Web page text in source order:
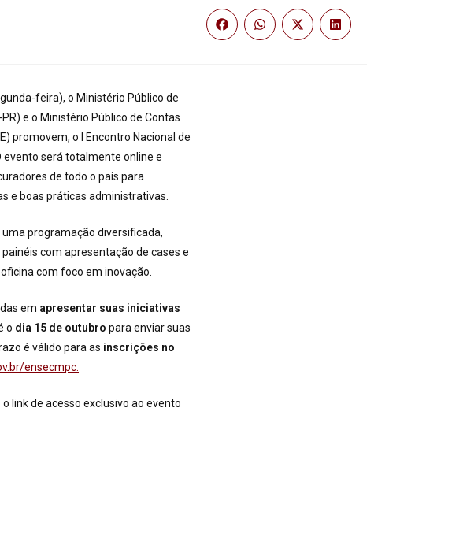
feira), o Ministério Público de
e o Ministério Público de Contas
promovem, o I Encontro Nacional de
evento será totalmente online e
de todo o país para
e boas práticas administrativas.
programação diversificada,
com apresentação de cases e
com foco em inovação.
em apresentar suas iniciativas
o dia 15 de outubro para enviar suas
é válido para as inscrições no
ensecmpc.
link de acesso exclusivo ao evento